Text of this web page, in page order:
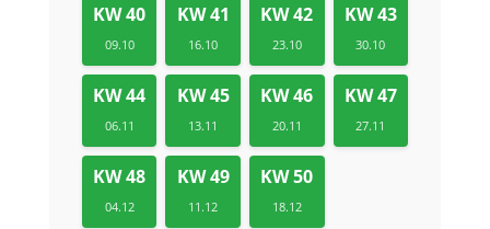
KW 40
09.10
KW 41
16.10
KW 42
23.10
KW 43
30.10
KW 44
06.11
KW 45
13.11
KW 46
20.11
KW 47
27.11
KW 48
04.12
KW 49
11.12
KW 50
18.12